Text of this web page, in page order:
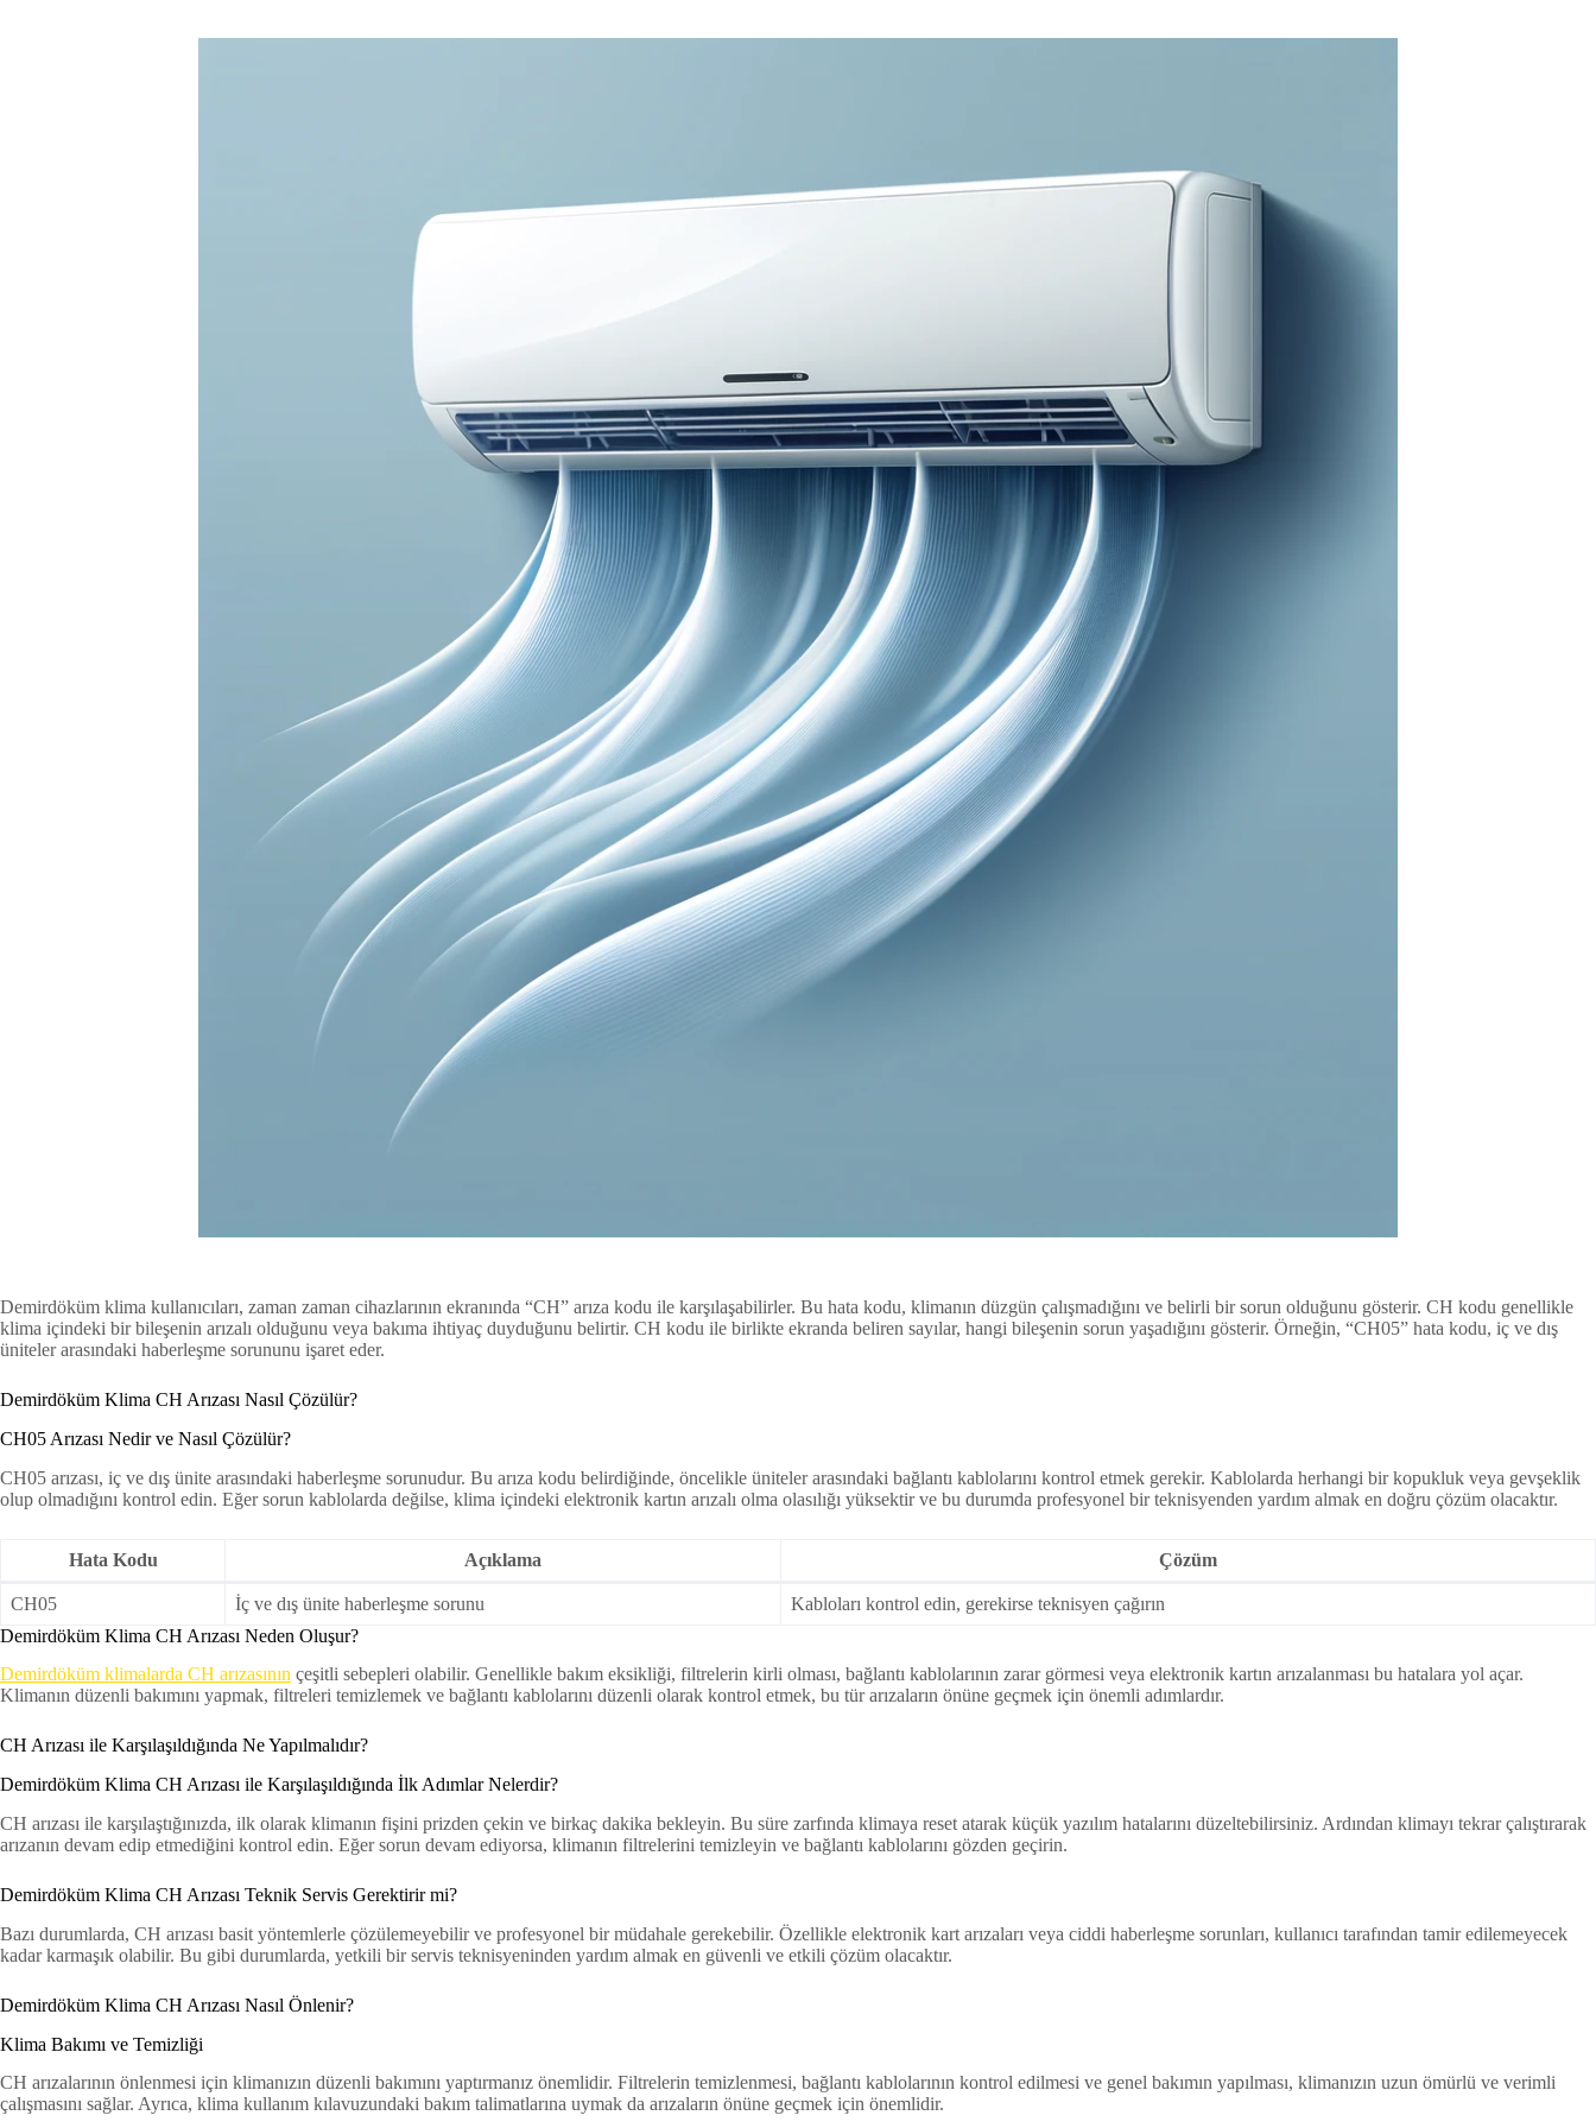
Demirdöküm klima kullanıcıları, zaman zaman cihazlarının ekranında “CH” arıza kodu ile karşılaşabilirler. Bu hata kodu, klimanın düzgün çalışmadığını ve belirli bir sorun olduğunu gösterir. CH kodu genellikle
klima içindeki bir bileşenin arızalı olduğunu veya bakıma ihtiyaç duyduğunu belirtir. CH kodu ile birlikte ekranda beliren sayılar, hangi bileşenin sorun yaşadığını gösterir. Örneğin, “CH05” hata kodu, iç ve dış
üniteler arasındaki haberleşme sorununu işaret eder.
Demirdöküm Klima CH Arızası Nasıl Çözülür?
CH05 Arızası Nedir ve Nasıl Çözülür?
CH05 arızası, iç ve dış ünite arasındaki haberleşme sorunudur. Bu arıza kodu belirdiğinde, öncelikle üniteler arasındaki bağlantı kablolarını kontrol etmek gerekir. Kablolarda herhangi bir kopukluk veya gevşeklik
olup olmadığını kontrol edin. Eğer sorun kablolarda değilse, klima içindeki elektronik kartın arızalı olma olasılığı yüksektir ve bu durumda profesyonel bir teknisyenden yardım almak en doğru çözüm olacaktır.
Hata Kodu Açıklama Çözüm
CH05 İç ve dış ünite haberleşme sorunu
Kabloları kontrol edin, gerekirse teknisyen çağırın
Demirdöküm Klima CH Arızası Neden Oluşur?
Demirdöküm klimalarda CH arızasının çeşitli sebepleri olabilir. Genellikle bakım eksikliği, filtrelerin kirli olması, bağlantı kablolarının zarar görmesi veya elektronik kartın arızalanması bu hatalara yol açar.
Klimanın düzenli bakımını yapmak, filtreleri temizlemek ve bağlantı kablolarını düzenli olarak kontrol etmek, bu tür arızaların önüne geçmek için önemli adımlardır.
CH Arızası ile Karşılaşıldığında Ne Yapılmalıdır?
Demirdöküm Klima CH Arızası ile Karşılaşıldığında İlk Adımlar Nelerdir?
CH arızası ile karşılaştığınızda, ilk olarak klimanın fişini prizden çekin ve birkaç dakika bekleyin. Bu süre zarfında klimaya reset atarak küçük yazılım hatalarını düzeltebilirsiniz. Ardından klimayı tekrar çalıştırarak
arızanın devam edip etmediğini kontrol edin. Eğer sorun devam ediyorsa, klimanın filtrelerini temizleyin ve bağlantı kablolarını gözden geçirin.
Demirdöküm Klima CH Arızası Teknik Servis Gerektirir mi?
Bazı durumlarda, CH arızası basit yöntemlerle çözülemeyebilir ve profesyonel bir müdahale gerekebilir. Özellikle elektronik kart arızaları veya ciddi haberleşme sorunları, kullanıcı tarafından tamir edilemeyecek
kadar karmaşık olabilir. Bu gibi durumlarda, yetkili bir servis teknisyeninden yardım almak en güvenli ve etkili çözüm olacaktır.
Demirdöküm Klima CH Arızası Nasıl Önlenir?
Klima Bakımı ve Temizliği
CH arızalarının önlenmesi için klimanızın düzenli bakımını yaptırmanız önemlidir. Filtrelerin temizlenmesi, bağlantı kablolarının kontrol edilmesi ve genel bakımın yapılması, klimanızın uzun ömürlü ve verimli
çalışmasını sağlar. Ayrıca, klima kullanım kılavuzundaki bakım talimatlarına uymak da arızaların önüne geçmek için önemlidir.